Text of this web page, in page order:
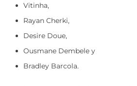
Vitinha,
Rayan Cherki,
Desire Doue,
Ousmane Dembele y
Bradley Barcola.